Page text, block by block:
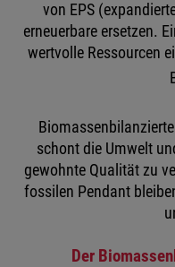
von EPS
erneuerbare ersetzen.
wertvolle Ressourcen
schont die Umwelt
gewohnte Qualität zu
fossilen Pendant
Der